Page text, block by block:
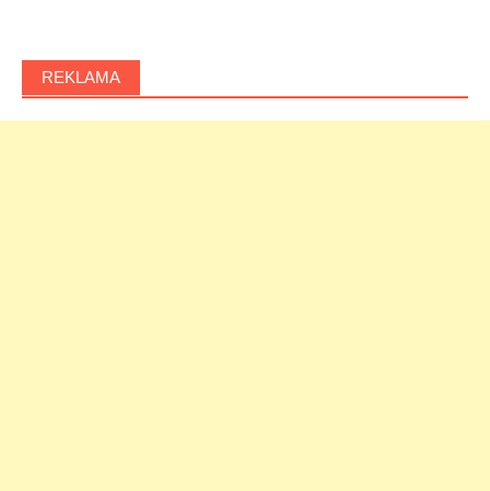
REKLAMA